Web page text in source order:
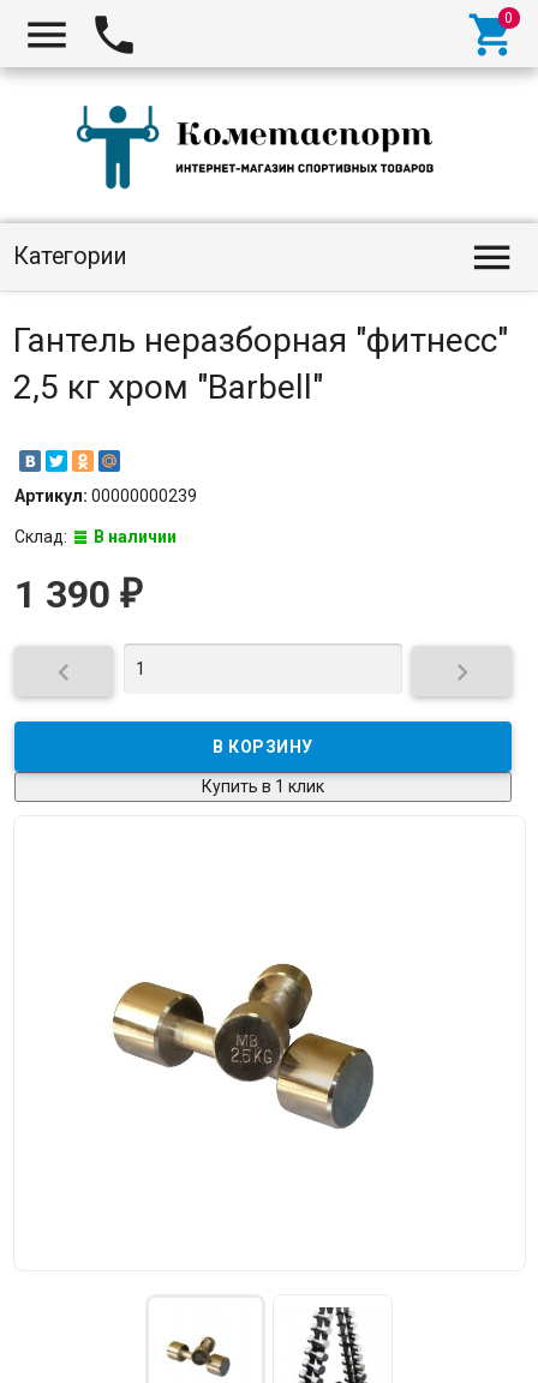
  
Категории 
Гантель неразборная "фитнесс"
2,5 кг хром "Barbell"
Артикул: 00000000239
Склад: В наличии
1 390 ₽
 
Купить в 1 клик